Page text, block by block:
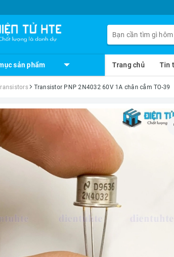
sản phẩm Trang chủ Tin
Transistor PNP 2N4032 60V 1A chân cắm TO-39